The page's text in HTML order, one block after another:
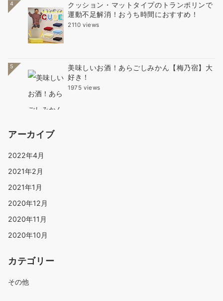
4
クッション・マットタイプのトランポリンで
運動不足解消！おうち時間におすすめ！
2110 views
5
美味しいお酒！あらごしみかん【梅乃宿】大
好き！
1975 views
アーカイブ
2022年4月
2021年2月
2021年1月
2020年12月
2020年11月
2020年10月
カテゴリー
その他